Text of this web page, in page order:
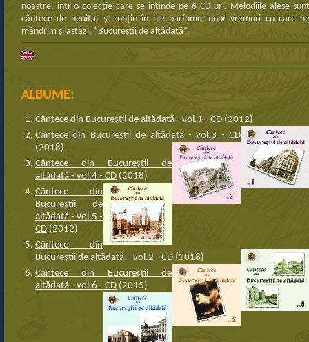
noastre, într-o colecţie care se întinde pe 6 CD-uri. Melodiile alese sunt
cântece de neuitat şi conţin în ele parfumul unor vremuri cu care ne
mândrim şi astăzi: “Bucureştii de altădată”.
ALBUME:
Cântece din Bucureştii de altădată - vol.1 - CD (2012)
Cântece din Bucureştii de altădată - vol.3 - CD
(2018)
Cântece din Bucureştii de
altădată - vol.4 - CD (2018)
Cântece din
Bucureştii de
altădată - vol.5 -
CD (2012)
Cântece din
Bucureştii de altădată – vol.2 - CD (2018)
Cântece din Bucureştii de
altădată - vol.6 - CD (2015)